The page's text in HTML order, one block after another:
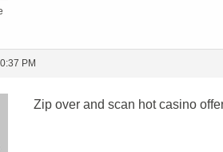
PM
Zip over and scan hot casino